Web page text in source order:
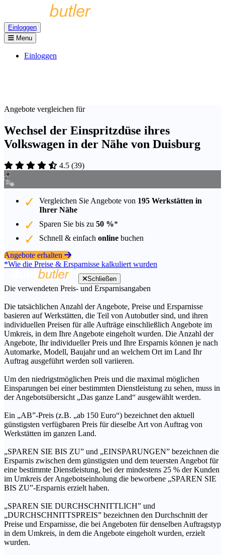
Einloggen
Menu
Einloggen
Angebote vergleichen für
Wechsel der Einspritzdüse ihres
Volkswagen in der Nähe von Duisburg
4.5 (39)
Vergleichen Sie Angebote von 195 Werkstätten in
Ihrer Nähe
Sparen Sie bis zu 50 %*
Schnell & einfach online buchen
Angebote erhalten
*Wie die Preise & Ersparnisse kalkuliert wurden
Schließen
Die verwendeten Preis- und Ersparnisangaben
Die tatsächlichen Anzahl der Angebote, Preise und Ersparnisse
basieren auf Werkstätten, die Teil von Autobutler sind, und ihren
individuellen Preisen für alle Aufträge einschließlich Angebote im
Umkreis, in dem Ihre Angebote eingeholt wurden. Die Anzahl der
Angebote, Ihr individueller Preis und Ihre Ersparnis können je nach
Automarke, Modell, Baujahr und an welchem Ort im Land Ihr
Auftrag ausgeführt werden soll variieren.
Um den niedrigstmöglichen Preis und die maximal möglichen
Einsparungen bei einer bestimmten Dienstleistung zu sehen, muss in
der Angebotsübersicht „Das ganze Land“ ausgewählt werden.
Ein „AB”-Preis (z.B. „ab 150 Euro“) bezeichnet den aktuell
günstigsten verfügbaren Preis für dieselbe Art von Auftrag von
Werkstätten im ganzen Land.
„SPAREN SIE BIS ZU” und „EINSPARUNGEN” bezeichnen die
Ersparnis zwischen dem günstigsten und dem teuersten Angebot für
eine bestimmte Dienstleistung, bei der mindestens 25 % der Kunden
im Umkreis der Angebotseinholung die beworbene „SPAREN SIE
BIS ZU”-Ersparnis erzielt haben.
„SPAREN SIE DURCHSCHNITTLICH” und
„DURCHSCHNITTSPREIS” bezeichnen den Durchschnitt der
Preise und Ersparnisse, die bei Angeboten für denselben Auftragstyp
in dem Umkreis, in dem die Angebote eingeholt wurden, erzielt
wurden.